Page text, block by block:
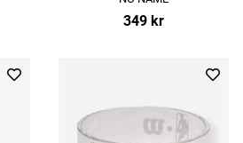
349 kr